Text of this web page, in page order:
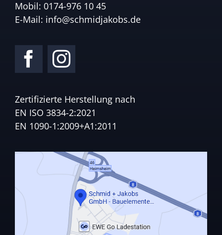
Mobil: 0174-976 10 45
E-Mail: info@schmidjakobs.de
Zertifizierte Herstellung nach
EN ISO 3834-2:2021
EN 1090-1:2009+A1:2011